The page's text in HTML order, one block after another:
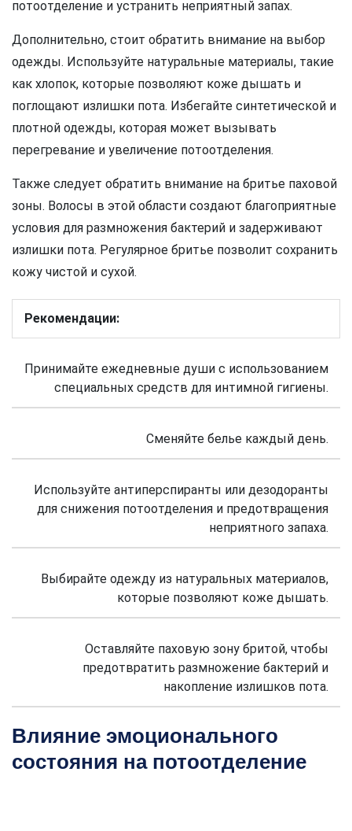
потоотделение и устранить неприятный запах.
Дополнительно, стоит обратить внимание на выбор
одежды. Используйте натуральные материалы, такие
как хлопок, которые позволяют коже дышать и
поглощают излишки пота. Избегайте синтетической и
плотной одежды, которая может вызывать
перегревание и увеличение потоотделения.
Также следует обратить внимание на бритье паховой
зоны. Волосы в этой области создают благоприятные
условия для размножения бактерий и задерживают
излишки пота. Регулярное бритье позволит сохранить
кожу чистой и сухой.
Рекомендации:
Принимайте ежедневные души с использованием
специальных средств для интимной гигиены.
Сменяйте белье каждый день.
Используйте антиперспиранты или дезодоранты
для снижения потоотделения и предотвращения
неприятного запаха.
Выбирайте одежду из натуральных материалов,
которые позволяют коже дышать.
Оставляйте паховую зону бритой, чтобы
предотвратить размножение бактерий и
накопление излишков пота.
Влияние эмоционального
состояния на потоотделение